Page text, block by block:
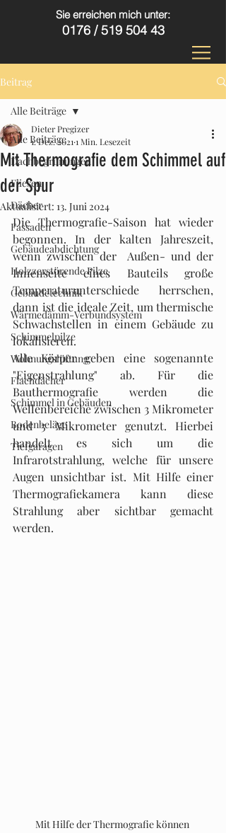
Sie erreichen mich unter:
0176 /519 504 43
Beitrag
Alle Beiträge
Dachbegrünungen
Fliesen
Dächer
Fassaden
Gebäudeabdichtung
Holzzerstörende Pilze
Gebäudetechnik
Wärmedämm-Verbundsystem
Schimmelpilze
Wohnungslüftung
Flachdächer
Schimmel in Gebäuden
Bodenbeläge
Tiefgaragen
Alle Beiträge
Mit Thermografie dem Schimmel auf
der Spur
Dieter Pregizer
1. Dez. 2021 1 Min. Lesezeit
Aktualisiert: 13. Juni 2024
Die Thermografie-Saison hat wieder
begonnen. In der kalten Jahreszeit,
wenn zwischen der  Außen- und der
Innenseite eines Bauteils große
Temperaturunterschiede herrschen,
dann ist die ideale Zeit, um thermische
Schwachstellen in einem Gebäude zu
lokalisieren.
Alle Körper geben eine sogenannte
"Eigenstrahlung" ab. Für die
Bauthermografie werden die
Wellenbereiche zwischen 3 Mikrometer
und 5 Mikrometer genutzt. Hierbei
handelt es sich um die
Infrarotstrahlung, welche für unsere
Augen unsichtbar ist. Mit Hilfe einer
Thermografiekamera kann diese
Strahlung aber sichtbar gemacht
werden.
Mit Hilfe der Thermografie können